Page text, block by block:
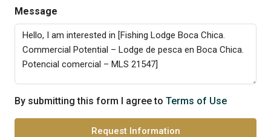
Message
By submitting this form I agree to Terms of Use
Request Information